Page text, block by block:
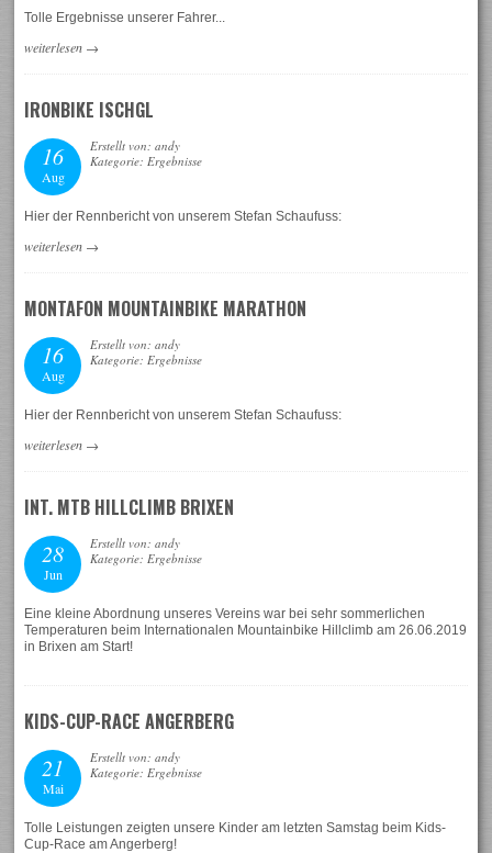
Tolle Ergebnisse unserer Fahrer...
weiterlesen →
IRONBIKE ISCHGL
16
Aug
Erstellt von: andy
Kategorie: Ergebnisse
Hier der Rennbericht von unserem Stefan Schaufuss:
weiterlesen →
MONTAFON MOUNTAINBIKE MARATHON
16
Aug
Erstellt von: andy
Kategorie: Ergebnisse
Hier der Rennbericht von unserem Stefan Schaufuss:
weiterlesen →
INT. MTB HILLCLIMB BRIXEN
28
Jun
Erstellt von: andy
Kategorie: Ergebnisse
Eine kleine Abordnung unseres Vereins war bei sehr sommerlichen
Temperaturen beim Internationalen Mountainbike Hillclimb am 26.06.2019
in Brixen am Start!
KIDS-CUP-RACE ANGERBERG
21
Mai
Erstellt von: andy
Kategorie: Ergebnisse
Tolle Leistungen zeigten unsere Kinder am letzten Samstag beim Kids-
Cup-Race am Angerberg!